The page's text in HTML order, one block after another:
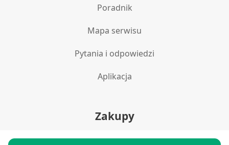
Poradnik
Mapa serwisu
Pytania i odpowiedzi
Aplikacja
Zakupy
Polityka prywatności